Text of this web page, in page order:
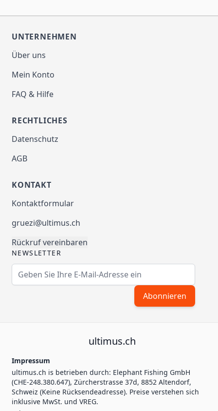
UNTERNEHMEN
Über uns
Mein Konto
FAQ & Hilfe
RECHTLICHES
Datenschutz
AGB
KONTAKT
Kontaktformular
gruezi@ultimus.ch
Rückruf vereinbaren
NEWSLETTER
E-Mailadresse
Abonnieren
ultimus.ch
Impressum
ultimus.ch is betrieben durch: Elephant Fishing GmbH
(CHE-248.380.647), Zürcherstrasse 37d, 8852 Altendorf,
Schweiz (Keine Rücksendeadresse). Preise verstehen sich
inklusive MwSt. und VREG.